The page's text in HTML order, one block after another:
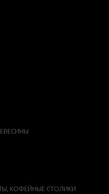
КОФЕЙНЫЕ СТОЛИКИ